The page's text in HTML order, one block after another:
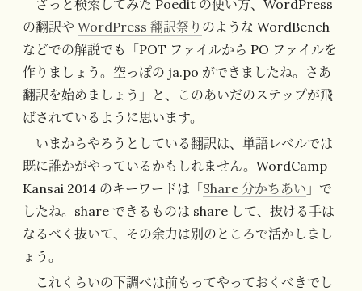
ざっと検索してみた Poedit の使い方、WordPress
の翻訳や WordPress 翻訳祭り のような WordBench
などでの解説でも「POT ファイルから PO ファイルを
作りましょう。空っぽの ja.po ができましたね。さあ
翻訳を始めましょう」と、このあいだのステップが飛
ばされているように思います。
いまからやろうとしている翻訳は、単語レベルでは
既に誰かがやっているかもしれません。WordCamp
Kansai 2014 のキーワードは「Share 分かちあい 」で
したね。share できるものは share して、抜ける手は
なるべく抜いて、その余力は別のところで活かしまし
ょう。
これくらいの下調べは前もってやっておくべきでし